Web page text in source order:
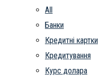
All
Банки
Кредитні картки
Кредитування
Курс долара